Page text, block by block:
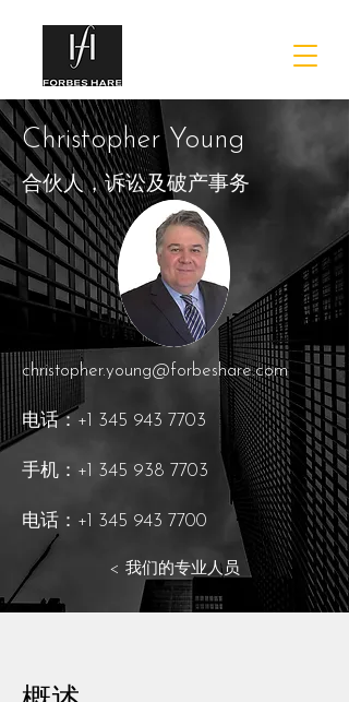
Christopher Young
合伙人，诉讼及破产事务
christopher.young@forbeshare.com
电话：+1 345 943 7703
手机：+1 345 938 7703
电话：+1 345 943 7700
< 我们的专业人员